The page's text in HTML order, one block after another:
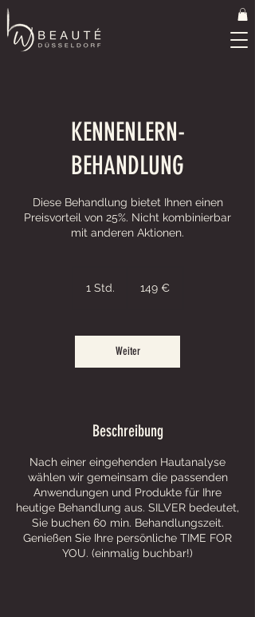
KENNENLERN-
BEHANDLUNG
Diese Behandlung bietet Ihnen einen
Preisvorteil von 25%. Nicht kombinierbar
mit anderen Aktionen.
1 Std.
d
149 €
Weiter
Beschreibung
Nach einer eingehenden Hautanalyse
wählen wir gemeinsam die passenden
Anwendungen und Produkte für Ihre
heutige Behandlung aus. SILVER bedeutet,
Sie buchen 60 min. Behandlungszeit.
Genießen Sie Ihre persönliche TIME FOR
YOU. (einmalig buchbar!)